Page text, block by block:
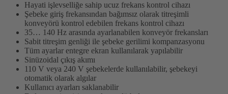
Hayati işlevselliğe sahip ucuz frekans kontrol cihazı
Şebeke giriş frekansından bağımsız olarak titreşimli
konveyörü kontrol edebilen frekans kontrol cihazı
35… 140 Hz arasında ayarlanabilen konveyör frekansları
Sabit titreşim genliği ile şebeke gerilimi kompanzasyonu
Tüm ayarlar entegre ekran kullanılarak yapılabilir
Sinüzoidal çıkış akımı
110 V veya 240 V şebekelerde kullanılabilir, şebekeyi
otomatik olarak algılar
Kullanıcı ayarları saklanabilir